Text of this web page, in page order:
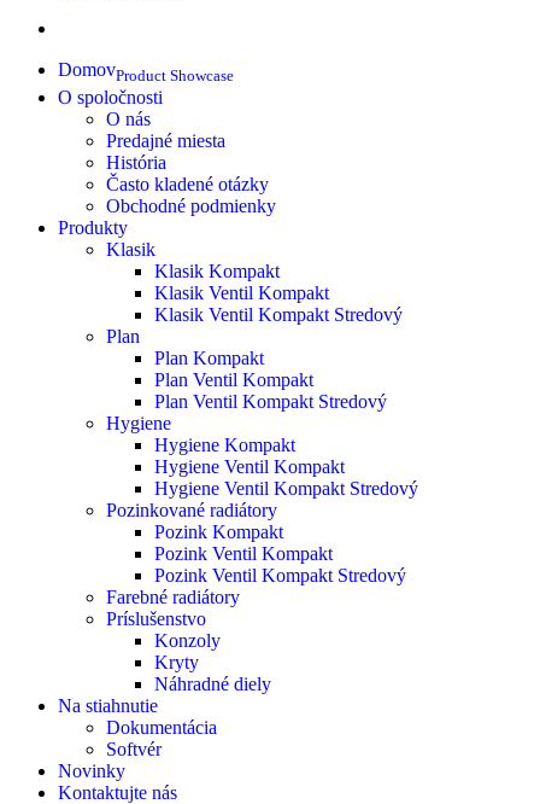
DomovProduct Showcase
O spoločnosti
O nás
Predajné miesta
História
Často kladené otázky
Obchodné podmienky
Produkty
Klasik
Klasik Kompakt
Klasik Ventil Kompakt
Klasik Ventil Kompakt Stredový
Plan
Plan Kompakt
Plan Ventil Kompakt
Plan Ventil Kompakt Stredový
Hygiene
Hygiene Kompakt
Hygiene Ventil Kompakt
Hygiene Ventil Kompakt Stredový
Pozinkované radiátory
Pozink Kompakt
Pozink Ventil Kompakt
Pozink Ventil Kompakt Stredový
Farebné radiátory
Príslušenstvo
Konzoly
Kryty
Náhradné diely
Na stiahnutie
Dokumentácia
Softvér
Novinky
Kontaktujte nás